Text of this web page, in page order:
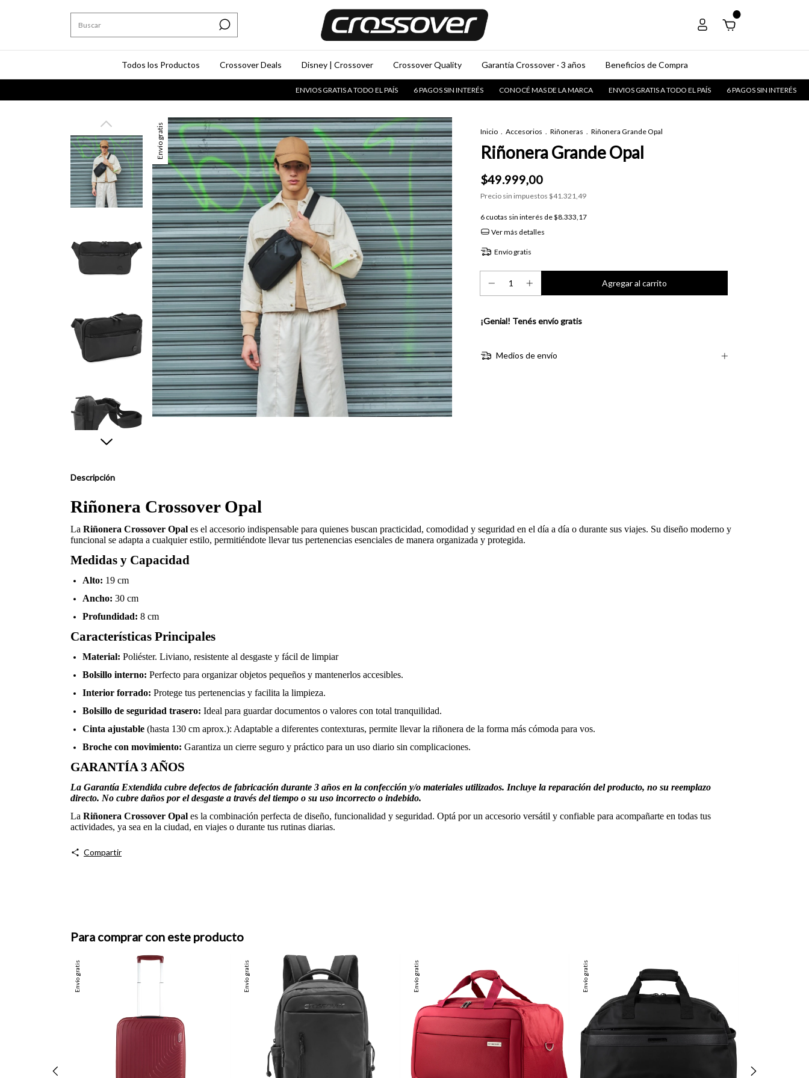
Todos los Productos Crossover Deals Disney | Crossover Crossover Quality Garantía Crossover · 3 años Beneficios de Compra
ENVIOS GRATIS A TODO EL PAÍS 6 PAGOS SIN INTERÉS CONOCÉ MAS DE LA MARCA ENVIOS GRATIS A TODO EL PAÍS 6 PAGOS SIN INTERÉS CONOCÉ
Envío gratis Inicio Accesorios Riñoneras Riñonera Grande Opal
Riñonera Grande Opal
$49.999,00
Precio sin impuestos $41.321,49
6 cuotas sin interés de$8.333,17
Ver más detalles
Envío gratis
¡Genial! Tenés envío gratis
Medios de envío
Descripción
Riñonera Crossover Opal
La Riñonera Crossover Opal es el accesorio indispensable para quienes buscan practicidad, comodidad y seguridad en el día a día o durante sus viajes. Su diseño moderno y
funcional se adapta a cualquier estilo, permitiéndote llevar tus pertenencias esenciales de manera organizada y protegida.
Medidas y Capacidad
Alto: 19 cm
Ancho: 30 cm
Profundidad: 8 cm
Características Principales
Material: Poliéster. Liviano, resistente al desgaste y fácil de limpiar
Bolsillo interno: Perfecto para organizar objetos pequeños y mantenerlos accesibles.
Interior forrado: Protege tus pertenencias y facilita la limpieza.
Bolsillo de seguridad trasero: Ideal para guardar documentos o valores con total tranquilidad.
Cinta ajustable (hasta 130 cm aprox.): Adaptable a diferentes contexturas, permite llevar la riñonera de la forma más cómoda para vos.
Broche con movimiento: Garantiza un cierre seguro y práctico para un uso diario sin complicaciones.
GARANTÍA 3 AÑOS
La Garantía Extendida cubre defectos de fabricación durante 3 años en la confección y/o materiales utilizados. Incluye la reparación del producto, no su reemplazo
directo. No cubre daños por el desgaste a través del tiempo o su uso incorrecto o indebido.
La Riñonera Crossover Opal es la combinación perfecta de diseño, funcionalidad y seguridad. Optá por un accesorio versátil y confiable para acompañarte en todas tus
actividades, ya sea en la ciudad, en viajes o durante tus rutinas diarias.
Compartir
Para comprar con este producto
Envío gratis Envío gratis Envío gratis Envío gratis